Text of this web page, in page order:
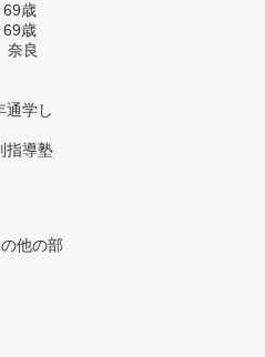
69歳
69歳
奈良
通学し
指導塾
他の部